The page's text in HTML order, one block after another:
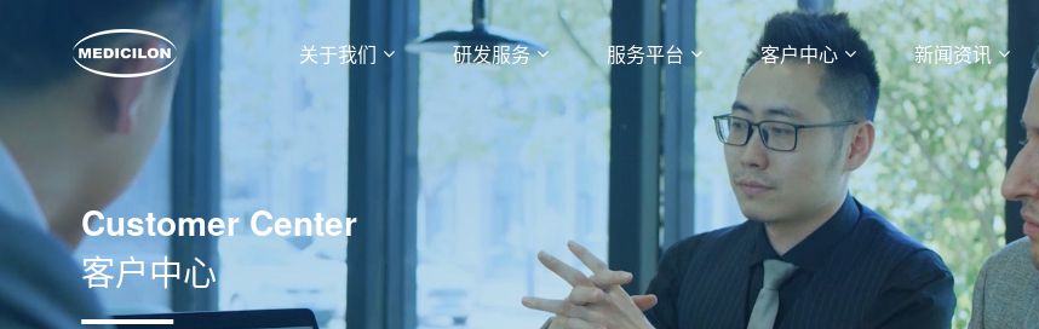
关于我们 研发服务 服务平台 客户中心 新闻资讯
Customer Center
客户中心